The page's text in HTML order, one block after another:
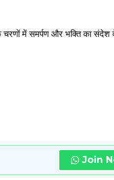
चरणों में समर्पण और भक्ति का संदेश
Join